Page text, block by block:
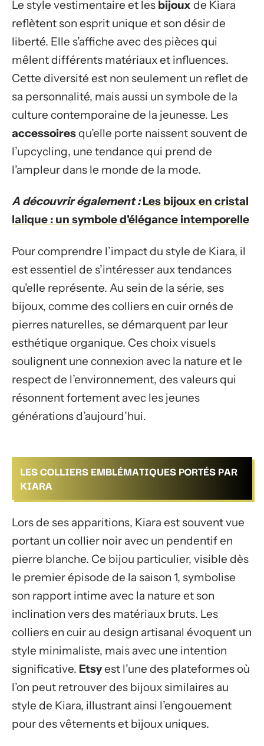
Le style vestimentaire et les bijoux de Kiara
reflètent son esprit unique et son désir de
liberté. Elle s’affiche avec des pièces qui
mêlent différents matériaux et influences.
Cette diversité est non seulement un reflet de
sa personnalité, mais aussi un symbole de la
culture contemporaine de la jeunesse. Les
accessoiresqu’elle porte naissent souvent de
l’upcycling, une tendance qui prend de
l’ampleur dans le monde de la mode.
A découvrir également : Les bijoux en cristal
lalique : un symbole d'élégance intemporelle
Pour comprendre l’impact du style de Kiara, il
est essentiel de s’intéresser aux tendances
qu’elle représente. Au sein de la série, ses
bijoux, comme des colliers en cuir ornés de
pierres naturelles, se démarquent par leur
esthétique organique. Ces choix visuels
soulignent une connexion avec la nature et le
respect de l’environnement, des valeurs qui
résonnent fortement avec les jeunes
générations d’aujourd’hui.
LES COLLIERS EMBLÉMATIQUES PORTÉS PAR
KIARA
Lors de ses apparitions, Kiara est souvent vue
portant un col­lier noir avec un pendentif en
pierre blanche. Ce bijou particulier, visible dès
le premier épisode de la saison 1, symbolise
son rapport intime avec la nature et son
inclination vers des matériaux bruts. Les
colliers en cuir au design artisanal évoquent un
style minimaliste, mais avec une intention
significative. Etsyest l’une des plateformes où
l’on peut retrouver des bijoux similaires au
style de Kiara, illustrant ainsi l’engouement
pour des vêtements et bijoux uniques.